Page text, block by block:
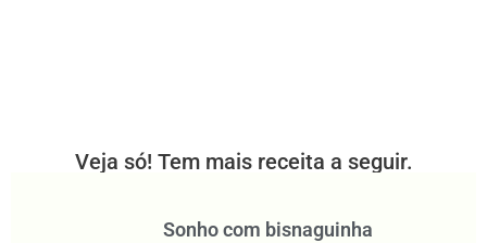
Veja só! Tem mais receita a seguir.
Sonho com bisnaguinha